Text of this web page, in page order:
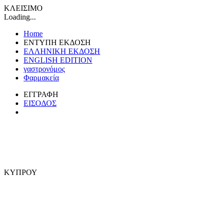
ΚΛΕΙΣΙΜΟ
Loading...
Home
ΕΝΤΥΠΗ ΕΚΔΟΣΗ
ΕΛΛΗΝΙΚΗ ΕΚΔΟΣΗ
ENGLISH EDITION
γαστρονόμος
Φαρμακεία
ΕΓΓΡΑΦΗ
ΕΙΣΟΔΟΣ
ΚΥΠΡΟΥ